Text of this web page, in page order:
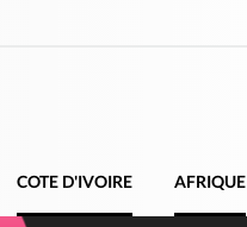
COTE D'IVOIRE AFRIQUE